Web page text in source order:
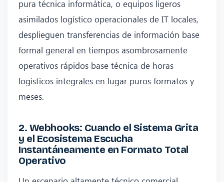
pura técnica informática, o equipos ligeros
asimilados logístico operacionales de IT locales,
desplieguen transferencias de información base
formal general en tiempos asombrosamente
operativos rápidos base técnica de horas
logísticos integrales en lugar puros formatos y
meses.
2. Webhooks: Cuando el Sistema Grita
y el Ecosistema Escucha
Instantáneamente en Formato Total
Operativo